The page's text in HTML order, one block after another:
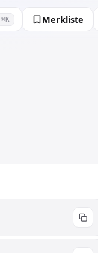
⌘K Merkliste